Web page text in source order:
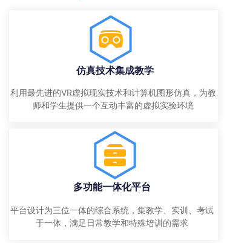
仿真技术集成教学
利用最先进的VR虚拟现实技术和计算机图形仿真，为教
师和学生提供一个互动丰富的虚拟实验环境
多功能一体化平台
平台设计为三位一体的综合系统，集教学、实训、考试
于一体，满足日常教学和特殊培训的需求